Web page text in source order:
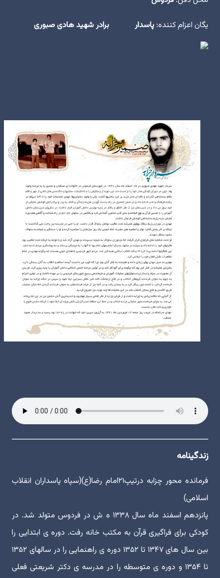
یگان اعزام کننده:پاسدار برادر شهید هادی صبوری
زندگینامه
فرمانده محور چزابه درتیپ۲۱امام رضا(ع)(سپاه پاسداران انقلاب
اسلامی)
پانزدهم اسفند ماه سال ۱۳۳۸ ه ش در فردوس متولد شد. در
کودکی برای فراگیری قرآن به مکتب خانه رفت. دوره ی ابتدایی را
بین سال های ۱۳۴۷ تا ۱۳۵۲ دوره ی راهنمایی را در سالهای ۱۳۵۲
تا ۱۳۵۴ و دوره ی متوسطه را در مدرسه ی دکتر شریعتی فعلی